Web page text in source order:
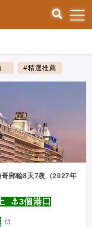
#精選推薦
郵輪8天7夜（2027年
⚓︎3個港口
✩